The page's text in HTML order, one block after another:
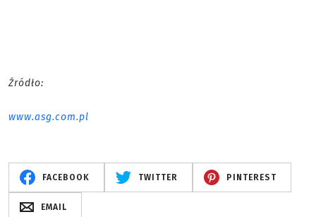
Źródło:
www.asg.com.pl
FACEBOOK TWITTER PINTEREST
EMAIL